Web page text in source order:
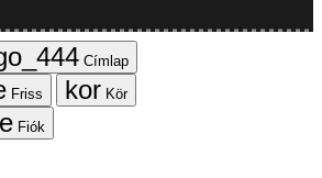
Címlap
Friss
Kör
Fiók